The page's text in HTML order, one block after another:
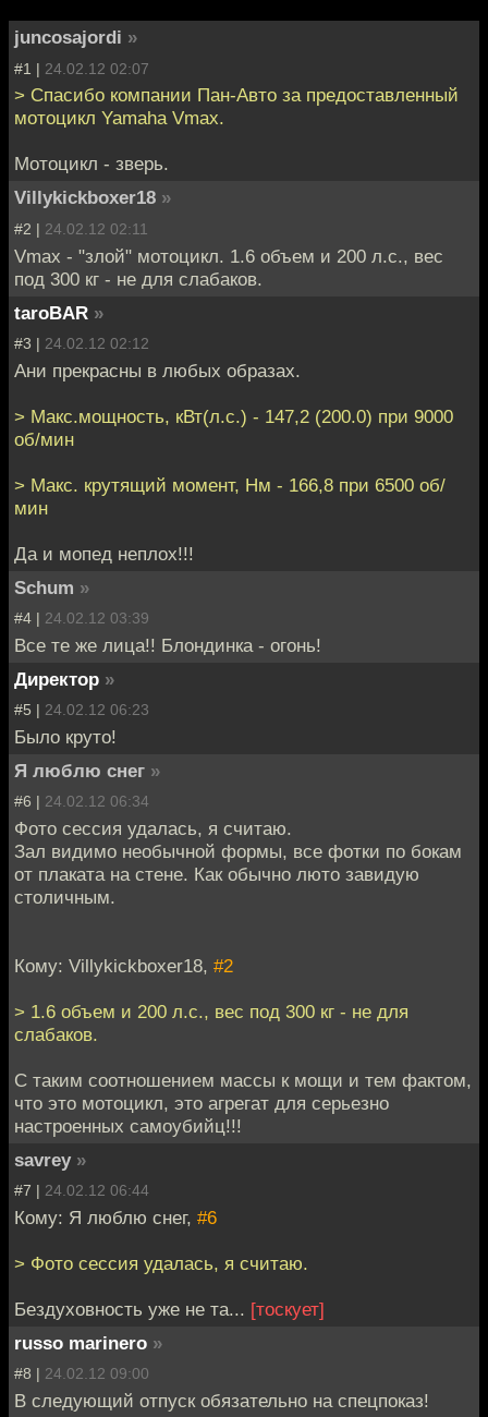
juncosajordi »
#1 | 24.02.12 02:07
> Спасибо компании Пан-Авто за предоставленный
мотоцикл Yamaha Vmax.
Мотоцикл - зверь.
Villykickboxer18 »
#2 | 24.02.12 02:11
Vmax - "злой" мотоцикл. 1.6 объем и 200 л.с., вес
под 300 кг - не для слабаков.
taroBAR »
#3 | 24.02.12 02:12
Ани прекрасны в любых образах.
> Макс.мощность, кВт(л.с.) - 147,2 (200.0) при 9000
об/мин
> Макс. крутящий момент, Нм - 166,8 при 6500 об/
мин
Да и мопед неплох!!!
Schum »
#4 | 24.02.12 03:39
Все те же лица!! Блондинка - огонь!
Директор »
#5 | 24.02.12 06:23
Было круто!
Я люблю снег »
#6 | 24.02.12 06:34
Фото сессия удалась, я считаю.
Зал видимо необычной формы, все фотки по бокам
от плаката на стене. Как обычно люто завидую
столичным.
Кому: Villykickboxer18, #2
> 1.6 объем и 200 л.с., вес под 300 кг - не для
слабаков.
С таким соотношением массы к мощи и тем фактом,
что это мотоцикл, это агрегат для серьезно
настроенных самоубийц!!!
savrey »
#7 | 24.02.12 06:44
Кому: Я люблю снег, #6
> Фото сессия удалась, я считаю.
Бездуховность уже не та... [тоскует]
russo marinero »
#8 | 24.02.12 09:00
В следующий отпуск обязательно на спецпоказ!